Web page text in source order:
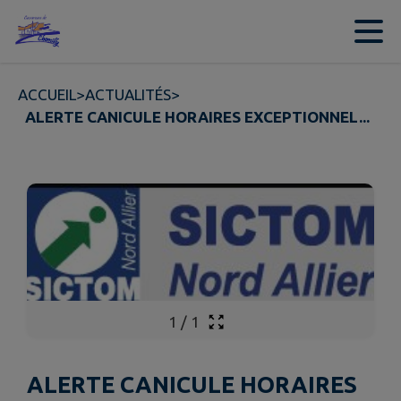
Contenu
ACCUEIL>ACTUALITÉS>
ALERTE CANICULE HORAIRES EXCEPTIONNEL...
1 / 1
ALERTE CANICULE HORAIRES